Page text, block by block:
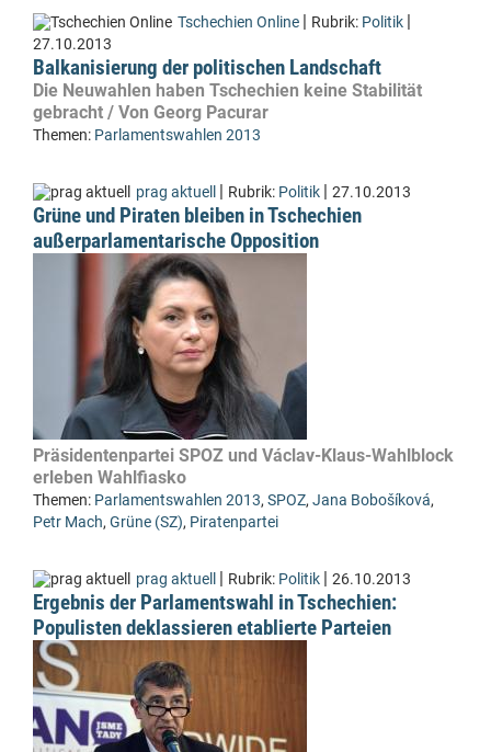
Tschechien Online | Rubrik: Politik |
27.10.2013
Balkanisierung der politischen Landschaft
Die Neuwahlen haben Tschechien keine Stabilität
gebracht / Von Georg Pacurar
Themen: Parlamentswahlen 2013
prag aktuell | Rubrik: Politik | 27.10.2013
Grüne und Piraten bleiben in Tschechien
außerparlamentarische Opposition
Präsidentenpartei SPOZ und Václav-Klaus-Wahlblock
erleben Wahlfiasko
Themen: Parlamentswahlen 2013, SPOZ, Jana Bobošíková,
Petr Mach, Grüne (SZ), Piratenpartei
prag aktuell | Rubrik: Politik | 26.10.2013
Ergebnis der Parlamentswahl in Tschechien:
Populisten deklassieren etablierte Parteien